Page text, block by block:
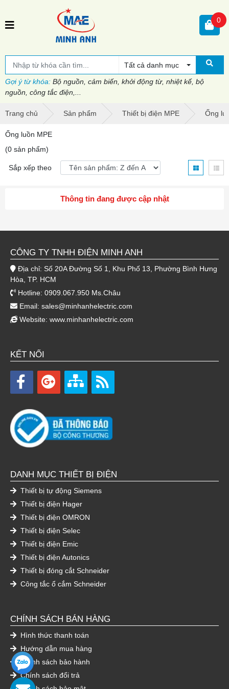
Tất cả danh mục
Gợi ý từ khóa: Bộ nguồn, cảm biến, khởi động từ, nhiệt kế, bộ
nguồn, công tắc điện,...
0
Trang chủ Sản phẩm Thiết bị điện MPE Ống
Ống luồn MPE
(0 sản phẩm)
Sắp xếp theo
Thông tin đang được cập nhật
CÔNG TY TNHH ĐIỆN MINH ANH
Địa chỉ: Số 20A Đường Số 1, Khu Phố 13, Phường Bình Hưng
Hòa, TP. HCM
Hotline: 0909.067.950 Ms.Châu
Email: sales@minhanhelectric.com
Website: www.minhanhelectric.com
KẾT NỐI
DANH MỤC THIẾT BỊ ĐIỆN
Thiết bị tự động Siemens
Thiết bị điện Hager
Thiết bị điện OMRON
Thiết bị điện Selec
Thiết bị điện Emic
Thiết bị điện Autonics
Thiết bị đóng cắt Schneider
Công tắc ổ cắm Schneider
CHÍNH SÁCH BÁN HÀNG
Hình thức thanh toán
Hướng dẫn mua hàng
Chính sách bảo hành
Chính sách đổi trả